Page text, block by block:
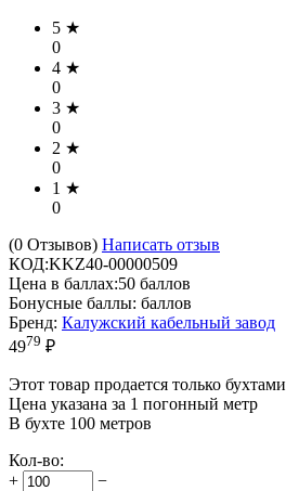
5 ★
0
4 ★
0
3 ★
0
2 ★
0
1 ★
0
(0 Отзывов) Написать отзыв
КОД:KKZ40-00000509
Цена в баллах:50 баллов
Бонусные баллы: баллов
Бренд: Калужский кабельный завод
4979 ₽
Этот товар продается только бухтами
Цена указана за 1 погонный метр
В бухте 100 метров
Кол-во:
+
−